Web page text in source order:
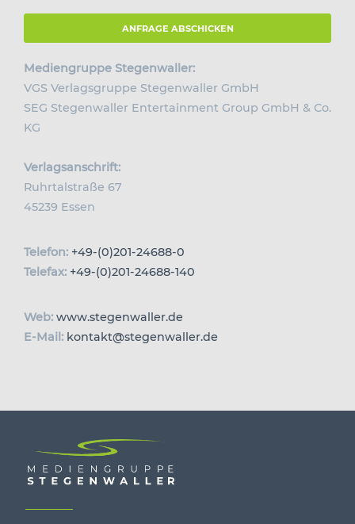
Mediengruppe Stegenwaller:
VGS Verlagsgruppe Stegenwaller GmbH
SEG Stegenwaller Entertainment Group GmbH & Co.
KG
Verlagsanschrift:
Ruhrtalstraße 67
45239 Essen
Telefon: +49-(0)201-24688-0
Telefax: +49-(0)201-24688-140
Web: www.stegenwaller.de
E-Mail: kontakt@stegenwaller.de
ANFRAGE ABSCHICKEN